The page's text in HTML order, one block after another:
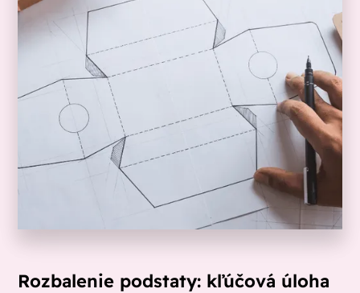
Rozbalenie podstaty: kľúčová úloha